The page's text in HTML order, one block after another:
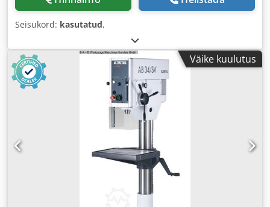
Seisukord: kasutatud,
Väike kuulutus